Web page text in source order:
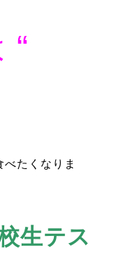
“
たくなりま
生テス